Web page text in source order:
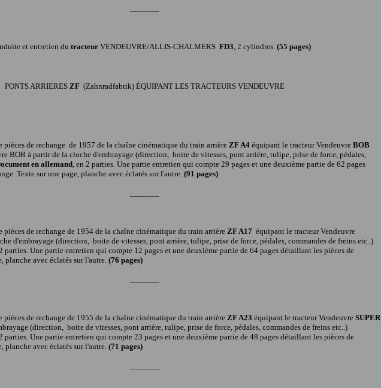
et entretien du tracteurVENDEUVRE/ALLIS-CHALMERS FD3, 2 cylindres. (55 pages)
PONTS ARRIERES ZF(Zahnradfabrik) ÉQUIPANT LES TRACTEURS VENDEUVRE
pièces de rechange de 1957 de la chaîne cinématique du train arrière ZF A4équipant le tracteur VendeuvreBOB
BOB à partir de la cloche d'embrayage (direction, boite de vitesses, pont arrière, tulipe, prise de force, pédales,
en allemand, en 2 parties. Une partie entretien qui compte 29 pages et une deuxième partie de 62 pages
Texte sur une page, planche avec éclatés sur l'autre.(91 pages)
pièces de rechange de 1954 de la chaîne cinématique du train arrièreZF A17 équipant le tracteur Vendeuvre
d'embrayage (direction, boite de vitesses, pont arrière, tulipe, prise de force, pédales, commandes de freins etc..)
parties. Une partie entretien qui compte 12 pages et une deuxième partie de 64 pages détaillant les pièces de
planche avec éclatés sur l'autre.(76 pages)
pièces de rechange de 1955 de la chaîne cinématique du train arrièreZF A23 équipant le tracteur Vendeuvre SUPER
(direction, boite de vitesses, pont arrière, tulipe, prise de force, pédales, commandes de freins etc..)
parties. Une partie entretien qui compte 23 pages et une deuxième partie de 48 pages détaillant les pièces de
planche avec éclatés sur l'autre.(71 pages)